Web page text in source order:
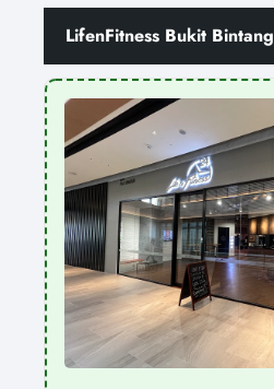
LifenFitness Bukit Bintang